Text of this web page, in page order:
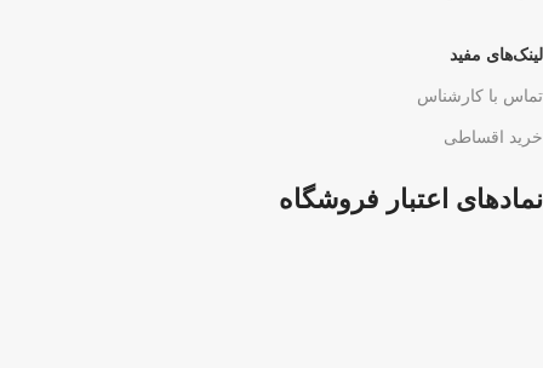
لینک‌های مفید
تماس با کارشناس
خرید اقساطی
نمادهای اعتبار فروشگاه